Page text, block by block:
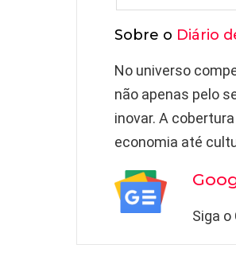
Sobre o Diário
No universo
não apenas pelo
inovar. A
economia até
Siga